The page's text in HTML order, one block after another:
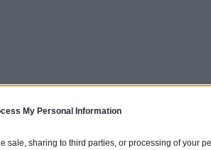
My Personal Information
sale, sharing to third parties, or processing of your